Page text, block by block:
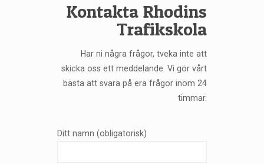
Kontakta Rhodins
Trafikskola
Har ni några frågor, tveka inte att
skicka oss ett meddelande. Vi gör vårt
bästa att svara på era frågor inom 24
timmar.
Ditt namn (obligatorisk)